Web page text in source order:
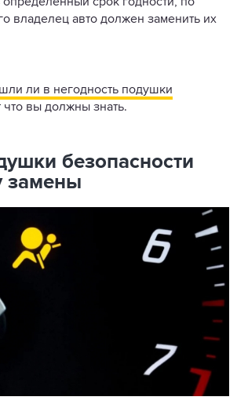
владелец авто должен заменить их
ли в негодность подушки
что вы должны знать.
безопасности
замены